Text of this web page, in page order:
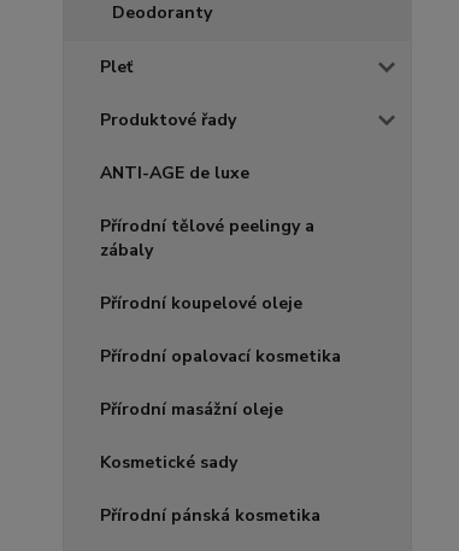
Deodoranty
Pleť
Produktové řady
ANTI-AGE de luxe
Přírodní tělové peelingy a
zábaly
Přírodní koupelové oleje
Přírodní opalovací kosmetika
Přírodní masážní oleje
Kosmetické sady
Přírodní pánská kosmetika